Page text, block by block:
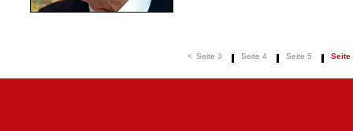
< Seite 3 Seite 4 Seite 5 Seite